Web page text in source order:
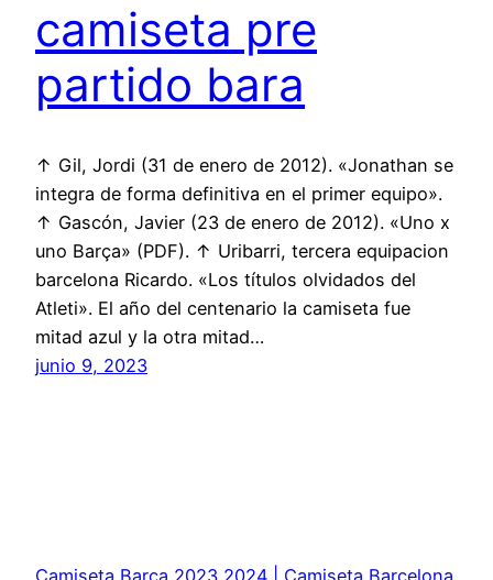
camiseta pre
partido bara
↑ Gil, Jordi (31 de enero de 2012). «Jonathan se
integra de forma definitiva en el primer equipo».
↑ Gascón, Javier (23 de enero de 2012). «Uno x
uno Barça» (PDF). ↑ Uribarri, tercera equipacion
barcelona Ricardo. «Los títulos olvidados del
Atleti». El año del centenario la camiseta fue
mitad azul y la otra mitad…
junio 9, 2023